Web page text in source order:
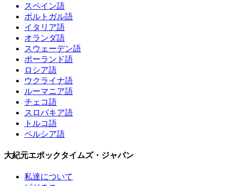
スペイン語
ポルトガル語
イタリア語
オランダ語
スウェーデン語
ポーランド語
ロシア語
ウクライナ語
ルーマニア語
チェコ語
スロバキア語
トルコ語
ペルシア語
大紀元エポックタイムズ・ジャパン
私達について